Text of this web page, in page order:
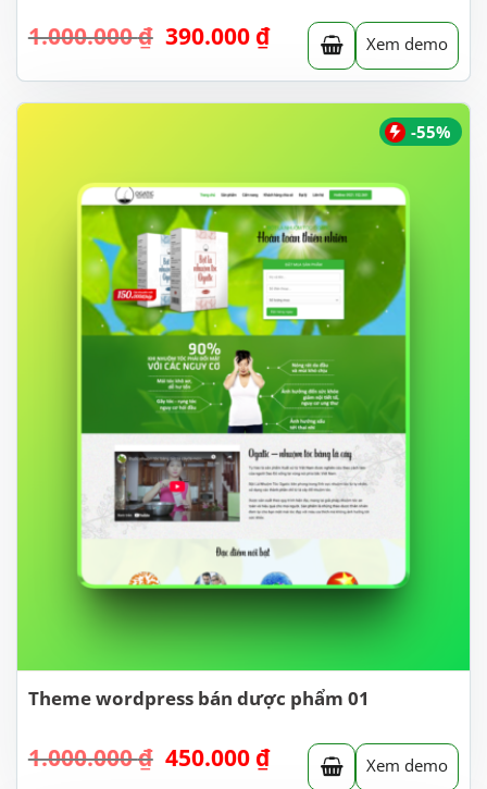
1.000.000₫ Giá
là:
1.000.000 ₫.
390.000 ₫Giá
hiện
tại
là:
Xem demo
-55%
Theme wordpress bán dược phẩm 01
1.000.000₫ Giá
450.000 ₫Giá
hiện Xem demo